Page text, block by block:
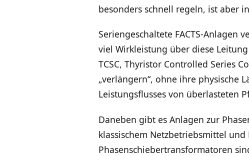
besonders schnell regeln, ist aber
Seriengeschaltete FACTS-Anlagen
viel Wirkleistung über diese
TCSC, Thyristor Controlled Series
„verlängern“, ohne ihre physische
Leistungsflusses von überlasteten
Daneben gibt es Anlagen zur
klassischem Netzbetriebsmittel
Phasenschiebertransformatoren